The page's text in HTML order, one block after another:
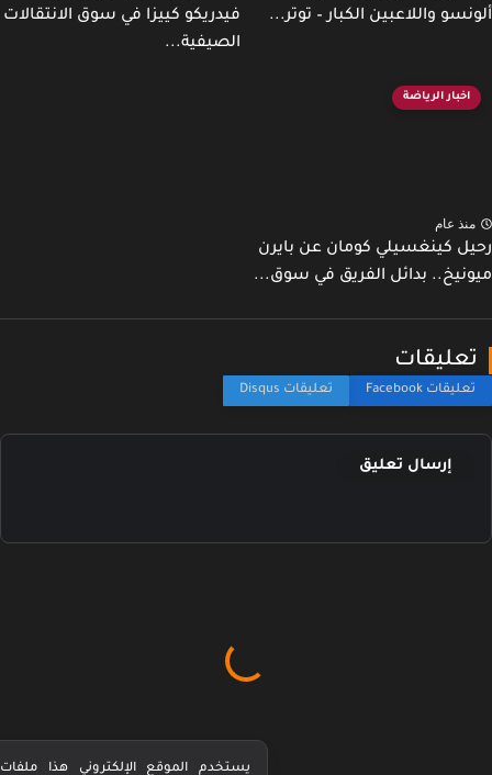
واللاعبين الكبار – توتر...
فيدريكو كييزا في سوق الانتقالات
الصيفية...
اخبار الرياضة
عام
كينغسيلي كومان عن بايرن
بدائل الفريق في سوق...
إرسال تعليق
يستخدم الموقع الإلكتروني هذا ملفات